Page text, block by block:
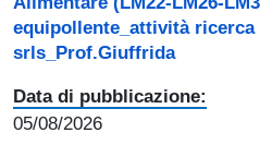
equipollente_attività
srls_Prof.Giuffrida
Data di pubblicazione:
05/08/2026